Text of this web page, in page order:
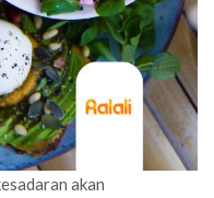
akan